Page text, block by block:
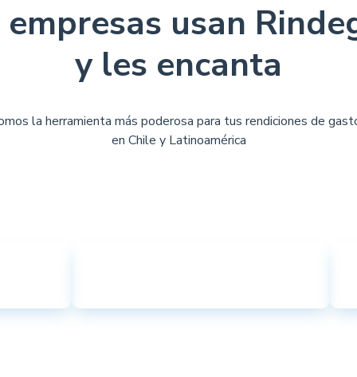
empresas usan
y les encanta
la herramienta más poderosa para tus rendiciones de
en Chile y Latinoamérica